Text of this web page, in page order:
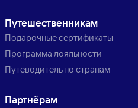
Путешественникам
Подарочные сертификаты
Программа лояльности
Путеводитель по странам
Партнёрам